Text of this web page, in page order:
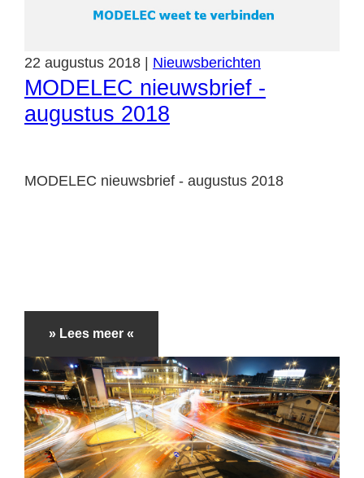
22 augustus 2018 Nieuwsberichten
MODELEC nieuwsbrief -
augustus 2018
MODELEC nieuwsbrief - augustus 2018
» Lees meer «